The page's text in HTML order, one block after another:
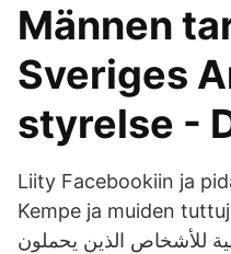
Männen
Sveriges
styrelse -
Liity Facebookiin ja
Kempe ja muiden
للأشخاص الذين يحملون